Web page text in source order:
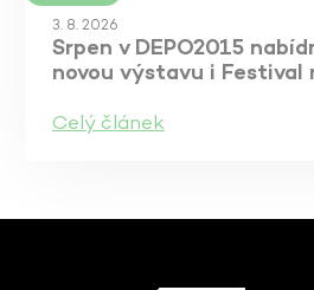
3. 8. 2026
Srpen v DEPO2015
novou výstavu i Festival
Celý článek